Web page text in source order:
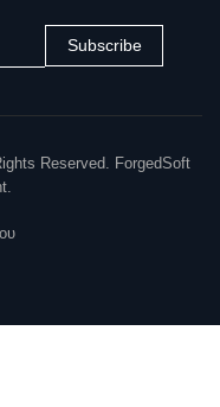
Subscribe
Reserved. ForgedSoft